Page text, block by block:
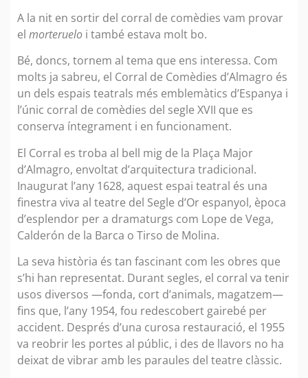
A la nit en sortir del corral de comèdies vam provar
el morteruelo i també estava molt bo.
Bé, doncs, tornem al tema que ens interessa. Com
molts ja sabreu, el Corral de Comèdies d’Almagro és
un dels espais teatrals més emblemàtics d’Espanya i
l’únic corral de comèdies del segle XVII que es
conserva íntegrament i en funcionament.
El Corral es troba al bell mig de la Plaça Major
d’Almagro, envoltat d’arquitectura tradicional.
Inaugurat l’any 1628, aquest espai teatral és una
finestra viva al teatre del Segle d’Or espanyol, època
d’esplendor per a dramaturgs com Lope de Vega,
Calderón de la Barca o Tirso de Molina.
La seva història és tan fascinant com les obres que
s’hi han representat. Durant segles, el corral va tenir
usos diversos —fonda, cort d’animals, magatzem—
fins que, l’any 1954, fou redescobert gairebé per
accident. Després d’una curosa restauració, el 1955
va reobrir les portes al públic, i des de llavors no ha
deixat de vibrar amb les paraules del teatre clàssic.